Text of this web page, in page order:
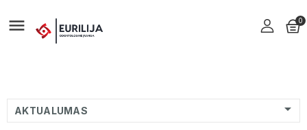
 0
AKTUALUMAS 